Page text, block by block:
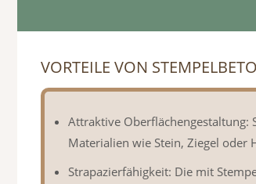
VORTEILE VON
Attraktive Oberflächengestaltung:
Materialien wie Stein, Ziegel oder
Strapazierfähigkeit: Die mit